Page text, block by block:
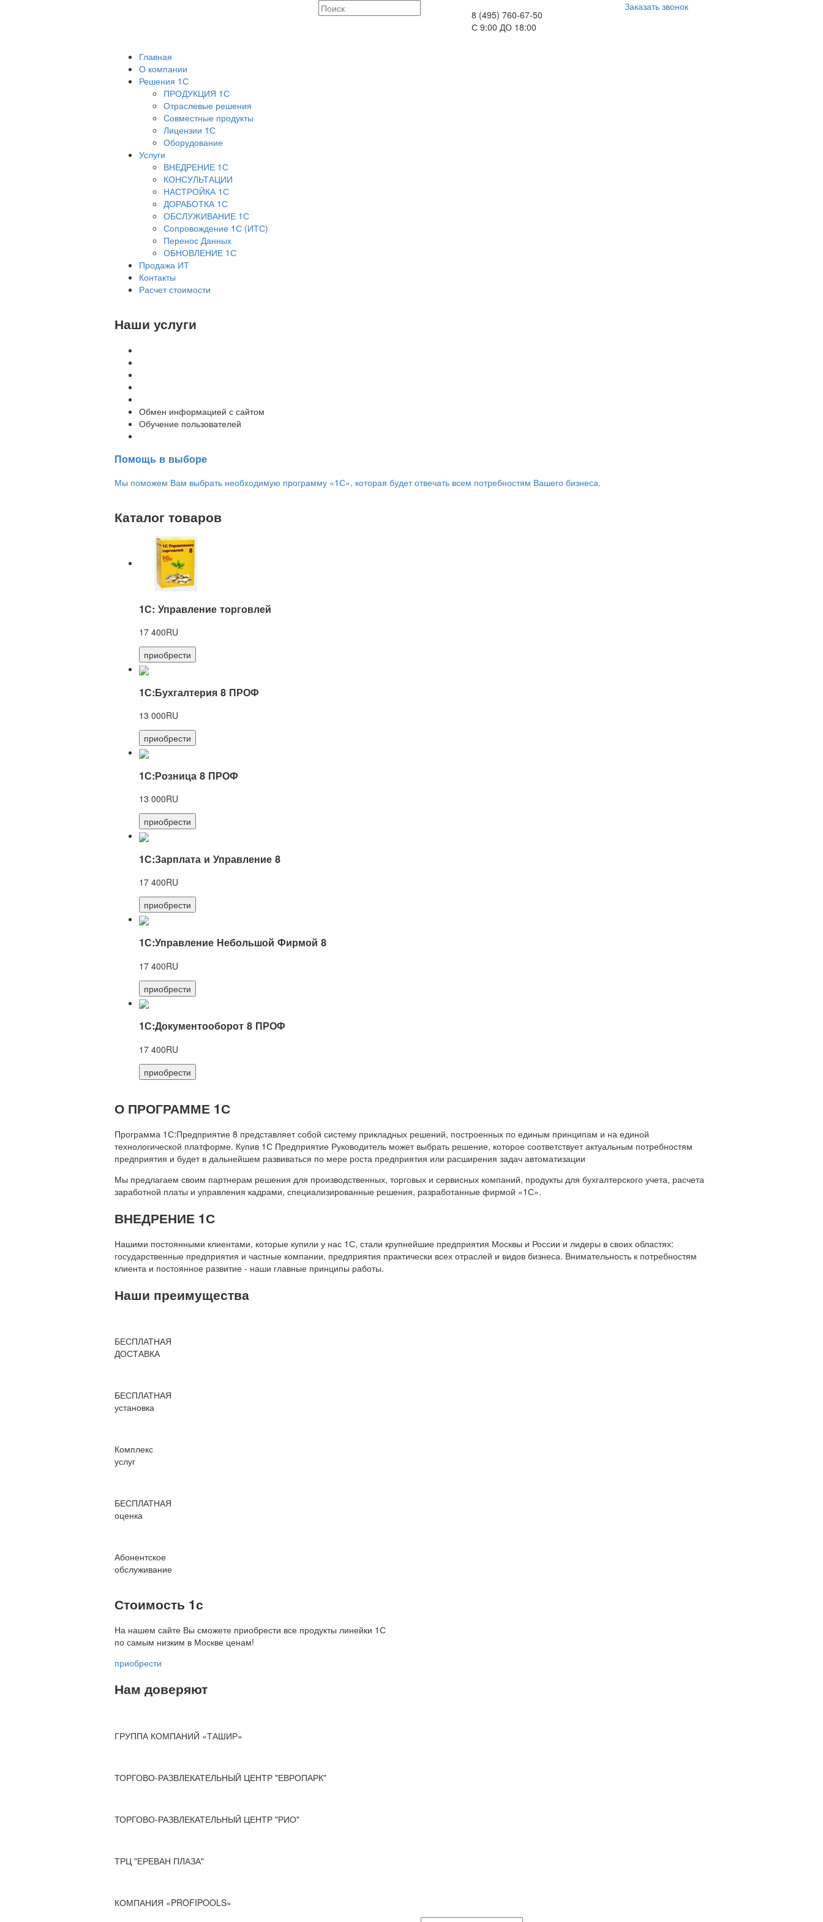
8 (495) 760-67-50
С 9:00 ДО 18:00
Заказать звонок
Главная
О компании
Решения 1С
ПРОДУКЦИЯ 1С
Отраслевые решения
Совместные продукты
Лицензии 1С
Оборудование
Услуги
ВНЕДРЕНИЕ 1С
КОНСУЛЬТАЦИИ
НАСТРОЙКА 1С
ДОРАБОТКА 1С
ОБСЛУЖИВАНИЕ 1С
Сопровождение 1С (ИТС)
Перенос Данных
ОБНОВЛЕНИЕ 1С
Продажа ИТ
Контакты
Расчет стоимости
Наши услуги
Обмен информацией с сайтом
Обучение пользователей
Помощь в выборе
Мы поможем Вам выбрать необходимую программу «1С», которая будет отвечать всем потребностям Вашего бизнеса.
Каталог товаров
1С: Управление торговлей
17 400RU
приобрести
1С:Бухгалтерия 8 ПРОФ
13 000RU
приобрести
1С:Розница 8 ПРОФ
13 000RU
приобрести
1С:Зарплата и Управление 8
17 400RU
приобрести
1С:Управление Небольшой Фирмой 8
17 400RU
приобрести
1С:Документооборот 8 ПРОФ
17 400RU
приобрести
О ПРОГРАММЕ 1С
Программа 1С:Предприятие 8 представляет собой систему прикладных решений, построенных по единым принципам и на единой
технологической платформе. Купив 1С Предприятие Руководитель может выбрать решение, которое соответствует актуальным потребностям
предприятия и будет в дальнейшем развиваться по мере роста предприятия или расширения задач автоматизации
Мы предлагаем своим партнерам решения для производственных, торговых и сервисных компаний, продукты для бухгалтерского учета, расчета
заработной платы и управления кадрами, специализированные решения, разработанные фирмой «1С».
ВНЕДРЕНИЕ 1С
Нашими постоянными клиентами, которые купили у нас 1С, стали крупнейшие предприятия Москвы и России и лидеры в своих областях:
государственные предприятия и частные компании, предприятия практически всех отраслей и видов бизнеса. Внимательность к потребностям
клиента и постоянное развитие - наши главные принципы работы.
Наши преимущества
БЕСПЛАТНАЯ
ДОСТАВКА
БЕСПЛАТНАЯ
установка
Комплекс
услуг
БЕСПЛАТНАЯ
оценка
Абонентское
обслуживание
Стоимость 1с
На нашем сайте Вы сможете приобрести все продукты линейки 1С
по самым низким в Москве ценам!
приобрести
Нам доверяют
ГРУППА КОМПАНИЙ «ТАШИР»
ТОРГОВО-РАЗВЛЕКАТЕЛЬНЫЙ ЦЕНТР "ЕВРОПАРК"
ТОРГОВО-РАЗВЛЕКАТЕЛЬНЫЙ ЦЕНТР "РИО"
ТРЦ "ЕРЕВАН ПЛАЗА"
КОМПАНИЯ «PROFIPOOLS»